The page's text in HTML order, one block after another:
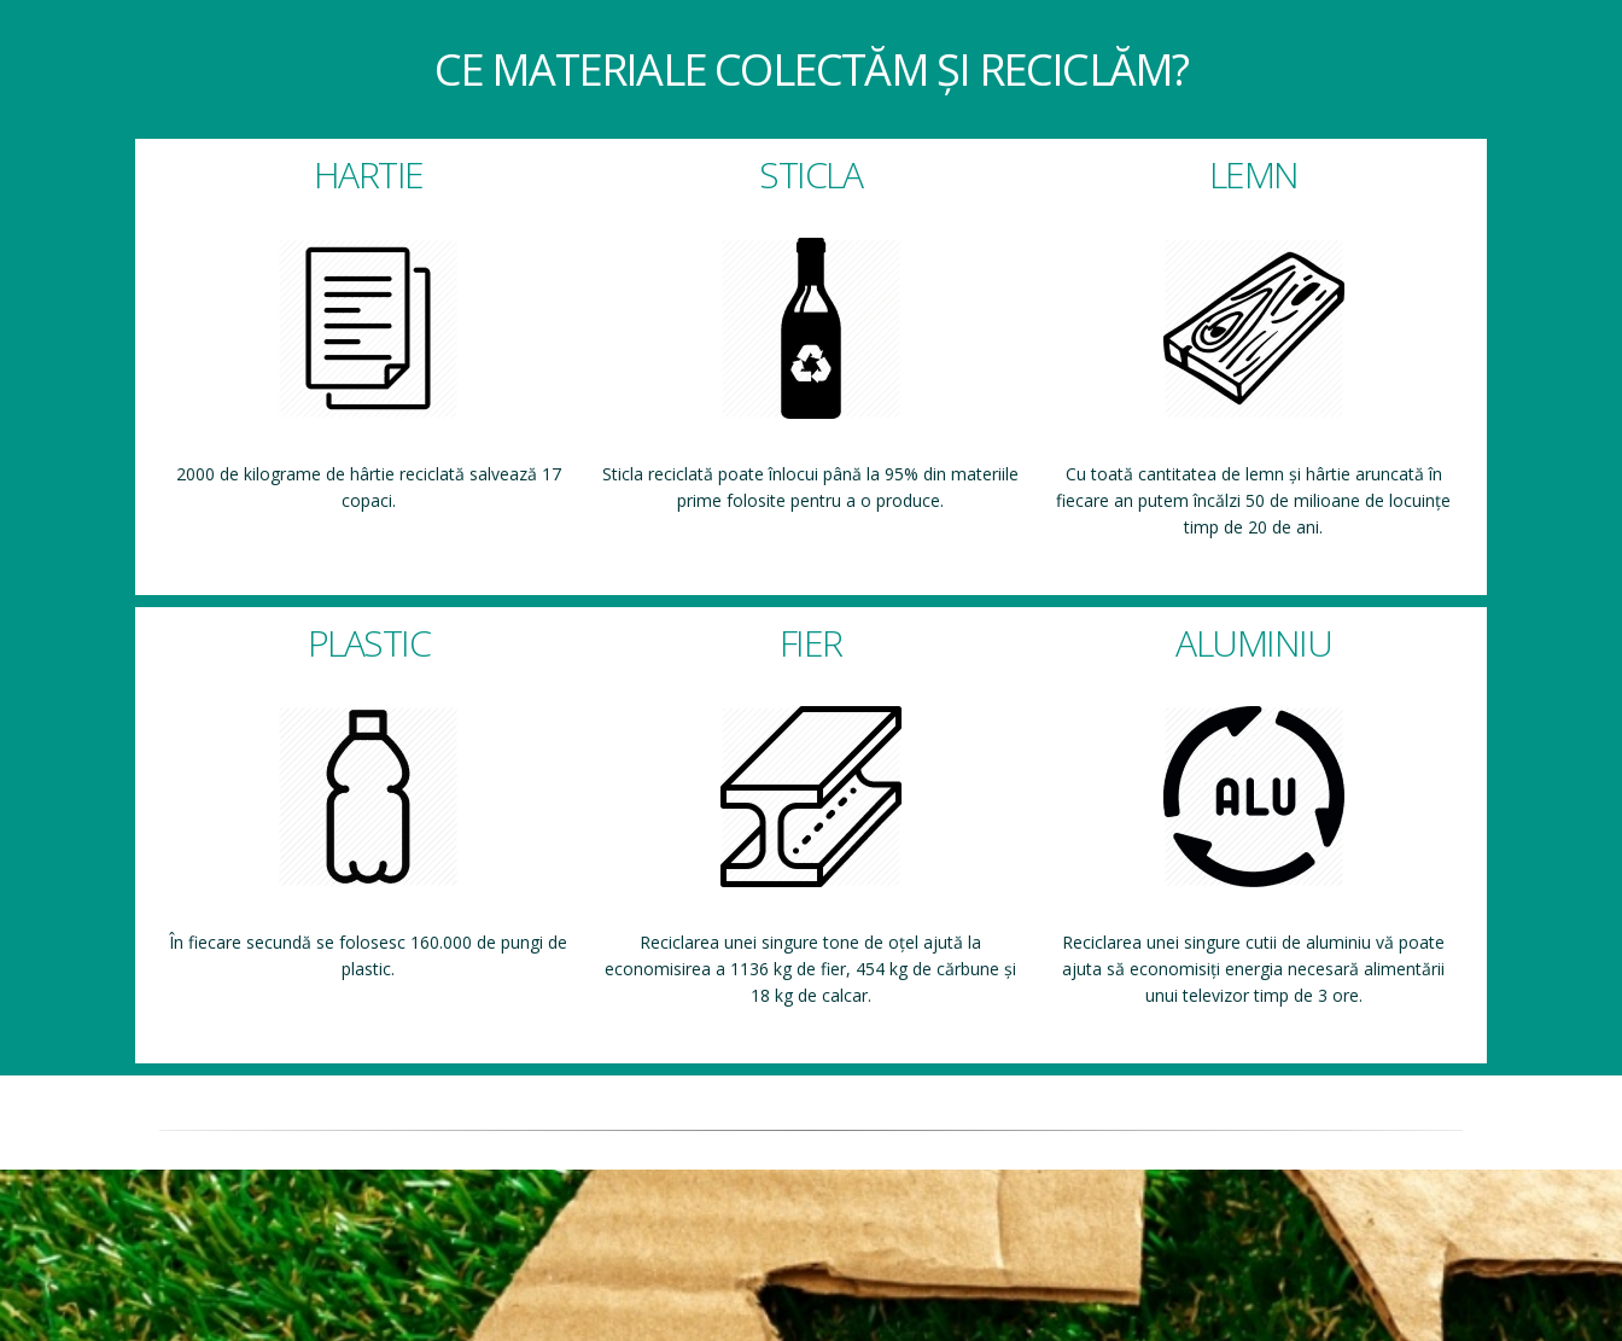
CE MATERIALE COLECTĂM ȘI RECICLĂM?
HARTIE
2000 de kilograme de hârtie reciclată salvează 17
copaci.
STICLA
Sticla reciclată poate înlocui până la 95% din materiile
prime folosite pentru a o produce.
LEMN
Cu toată cantitatea de lemn și hârtie aruncată în
fiecare an putem încălzi 50 de milioane de locuințe
timp de 20 de ani.
PLASTIC
În fiecare secundă se folosesc 160.000 de pungi de
plastic.
FIER
Reciclarea unei singure tone de oțel ajută la
economisirea a 1136 kg de fier, 454 kg de cărbune și
18 kg de calcar.
ALUMINIU
Reciclarea unei singure cutii de aluminiu vă poate
ajuta să economisiți energia necesară alimentării
unui televizor timp de 3 ore.